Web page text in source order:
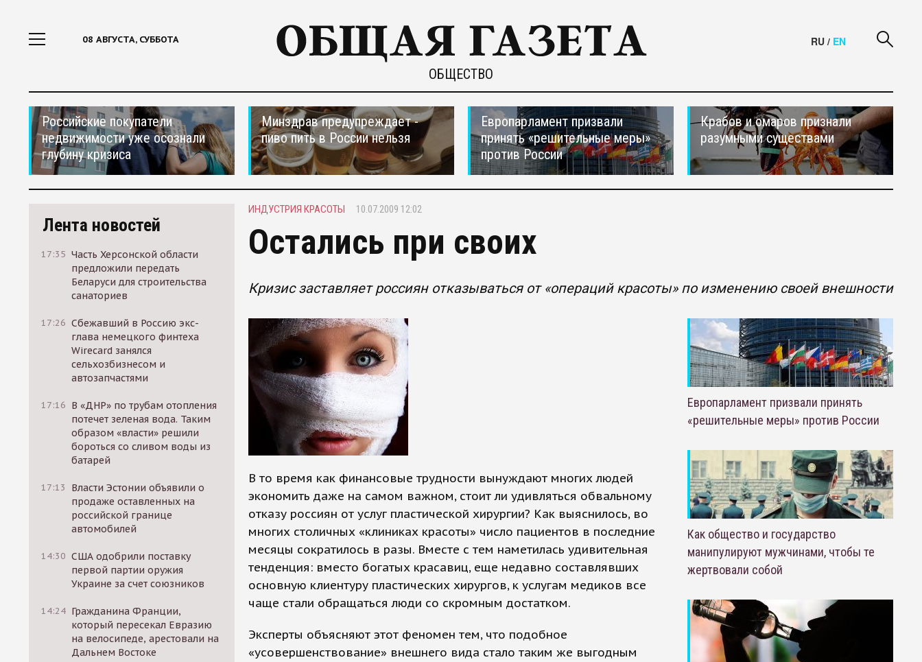
08 АВГУСТА, СУББОТА
ОБЩЕСТВО
RU / EN
Российские покупатели
недвижимости уже осознали
глубину кризиса
Минздрав предупреждает -
пиво пить в России нельзя
Европарламент призвали
принять «решительные меры»
против России
Крабов и омаров признали
разумными существами
Лента новостей
17:35 Часть Херсонской области
предложили передать
Беларуси для строительства
санаториев
17:26 Сбежавший в Россию экс-
глава немецкого финтеха
Wirecard занялся
сельхозбизнесом и
автозапчастями
17:16 В «ДНР» по трубам отопления
потечет зеленая вода. Таким
образом «власти» решили
бороться со сливом воды из
батарей
17:13
Власти Эстонии объявили о
продаже оставленных на
российской границе
автомобилей
14:30 США одобрили поставку
первой партии оружия
Украине за счет союзников
14:24 Гражданина Франции,
который пересекал Евразию
на велосипеде, арестовали на
Дальнем Востоке
ИНДУСТРИЯ КРАСОТЫ 10.07.2009 12:02
Остались при своих
Кризис заставляет россиян отказываться от «операций красоты» по изменению своей внешности
В то время как финансовые трудности вынуждают многих людей
экономить даже на самом важном, стоит ли удивляться обвальному
отказу россиян от услуг пластической хирургии? Как выяснилось, во
многих столичных «клиниках красоты» число пациентов в последние
месяцы сократилось в разы. Вместе с тем наметилась удивительная
тенденция: вместо богатых красавиц, еще недавно составлявших
основную клиентуру пластических хирургов, к услугам медиков все
чаще стали обращаться люди со скромным достатком.
Эксперты объясняют этот феномен тем, что подобное
«усовершенствование» внешнего вида стало таким же выгодным
Европарламент призвали принять
«решительные меры» против России
Как общество и государство
манипулируют мужчинами, чтобы те
жертвовали собой